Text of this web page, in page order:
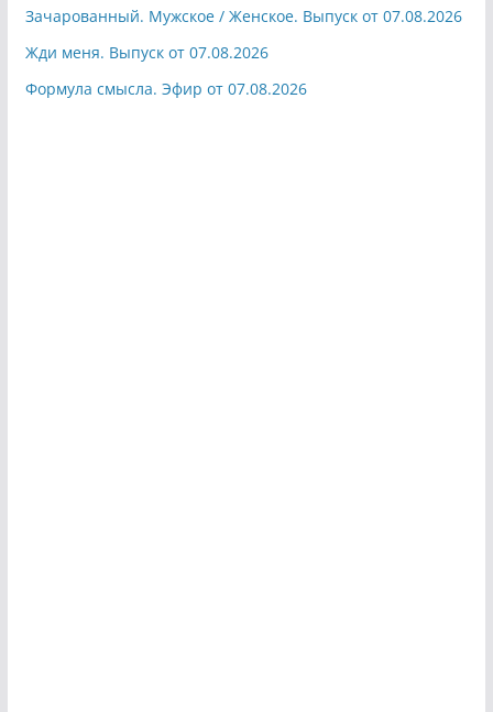
Зачарованный. Мужское / Женское. Выпуск от 07.08.2026
Жди меня. Выпуск от 07.08.2026
Формула смысла. Эфир от 07.08.2026